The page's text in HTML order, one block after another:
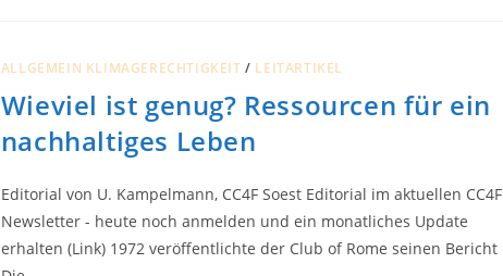
FOKUS
ALLGEMEIN KLIMAGERECHTIGKEIT / LEITARTIKEL
Wieviel ist genug? Ressourcen für ein
nachhaltiges Leben
Editorial von U. Kampelmann, CC4F Soest Editorial im aktuellen CC4F
Newsletter - heute noch anmelden und ein monatliches Update
erhalten (Link) 1972 veröffentlichte der Club of Rome seinen Bericht